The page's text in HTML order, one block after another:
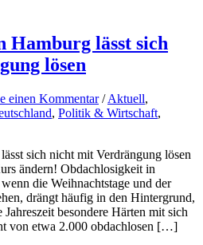
Hamburg lässt sich
lösen
einen Kommentar /Aktuell,
, Politik & Wirtschaft,
sich nicht mit Verdrängung lösen
ändern! Obdachlosigkeit in
die Weihnachtstage und der
drängt häufig in den Hintergrund,
besondere Härten mit sich
von etwa 2.000 obdachlosen […]